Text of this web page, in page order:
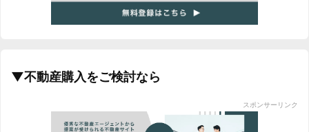
▼不動産購入をご検討なら
スポンサーリンク